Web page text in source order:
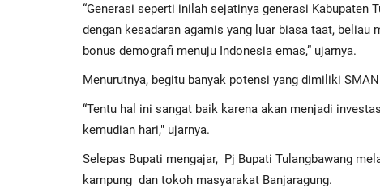
“Generasi seperti inilah sejatinya generasi Kabupaten
dengan kesadaran agamis yang luar biasa taat,
bonus demografi menuju Indonesia emas,” ujarnya.
Menurutnya, begitu banyak potensi yang dimiliki
“Tentu hal ini sangat baik karena akan menjadi
kemudian hari," ujarnya.
Selepas Bupati mengajar, Pj Bupati Tulangbawang
kampung dan tokoh masyarakat Banjaragung.